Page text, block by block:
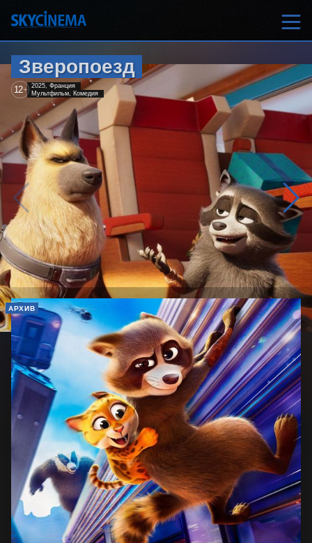
Зверопоезд
12+ 2025, Франция
Мультфильм, Комедия
АРХИВ